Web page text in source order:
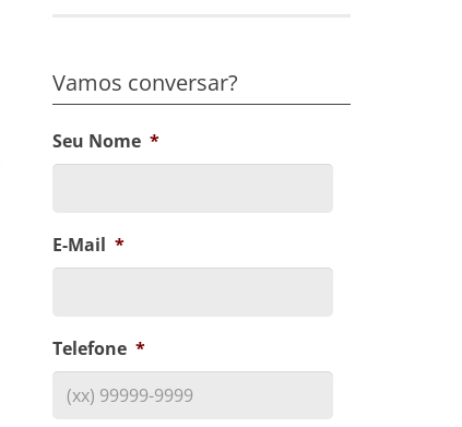
Vamos conversar?
Seu Nome *
E-Mail *
Telefone *